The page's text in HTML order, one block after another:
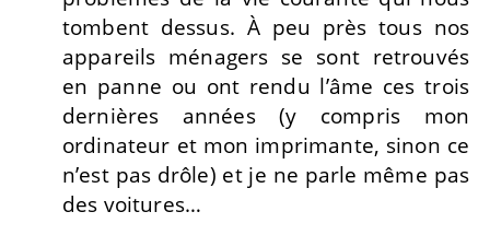
tombent dessus. À peu près tous nos
appareils ménagers se sont retrouvés
en panne ou ont rendu l’âme ces trois
dernières années (y compris mon
ordinateur et mon imprimante, sinon ce
n’est pas drôle) et je ne parle même pas
des voitures…